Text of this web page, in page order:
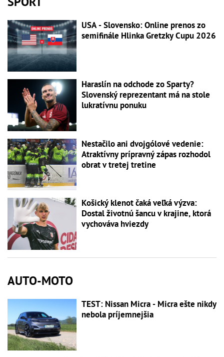
USA - Slovensko: Online prenos zo
semifinále Hlinka Gretzky Cupu 2026
Haraslín na odchode zo Sparty?
Slovenský reprezentant má na stole
lukratívnu ponuku
Nestačilo ani dvojgólové vedenie:
Atraktívny prípravný zápas rozhodol
obrat v tretej tretine
Košický klenot čaká veľká výzva:
Dostal životnú šancu v krajine, ktorá
vychováva hviezdy
AUTO-MOTO
TEST: Nissan Micra - Micra ešte nikdy
nebola príjemnejšia